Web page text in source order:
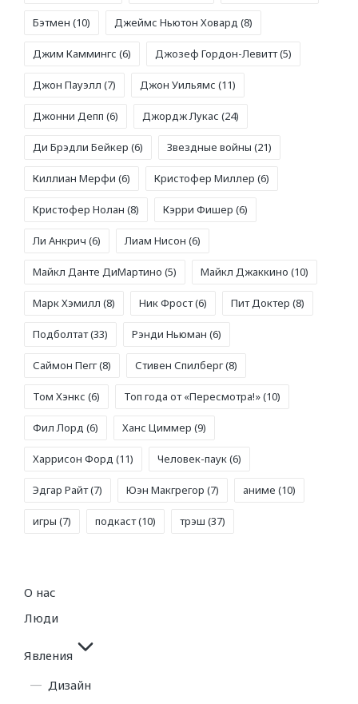
Бэтмен (10) Джеймс Ньютон Ховард (8)
Джим Каммингс (6) Джозеф Гордон-Левитт(5)
Джон Пауэлл (7) Джон Уильямс (11)
Джонни Депп (6) Джордж Лукас (24)
Ди Брэдли Бейкер (6) Звездные войны (21)
Киллиан Мерфи (6) Кристофер Миллер (6)
Кристофер Нолан (8) Кэрри Фишер (6)
Ли Анкрич (6) Лиам Нисон (6)
Майкл Данте ДиМартино (5) Майкл Джаккино (10)
Марк Хэмилл (8) Ник Фрост(6) Пит Доктер (8)
Подболтат(33) Рэнди Ньюман (6)
Саймон Пегг(8) Стивен Спилберг(8)
Том Хэнкс (6) Топ года от «Пересмотра!»(10)
Фил Лорд (6) Ханс Циммер (9)
Харрисон Форд (11) Человек-паук(6)
Эдгар Райт(7) Юэн Макгрегор (7) аниме (10)
игры (7) подкаст(10) трэш (37)
О нас
Люди
Явления
Дизайн